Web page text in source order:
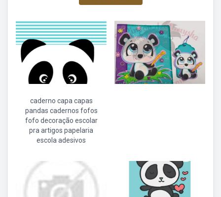
caderno capa capas
pandas cadernos fofos
fofo decoração escolar
pra artigos papelaria
escola adesivos